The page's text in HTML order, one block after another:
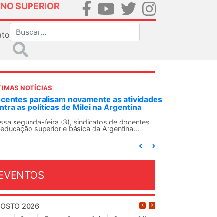
SUPERIOR
NOTÍCIAS
SN convoca docentes para Dia de
Internacionalista com Cuba em
de agosto
SN conclama suas seções sindicais e o